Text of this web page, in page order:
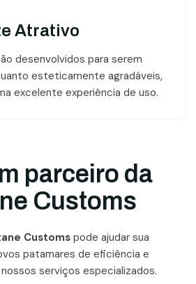
Atrativo
desenvolvidos para serem
esteticamente agradáveis,
excelente experiência de uso.
parceiro da
Customs
Customs pode ajudar sua
patamares de eficiência e
serviços especializados.